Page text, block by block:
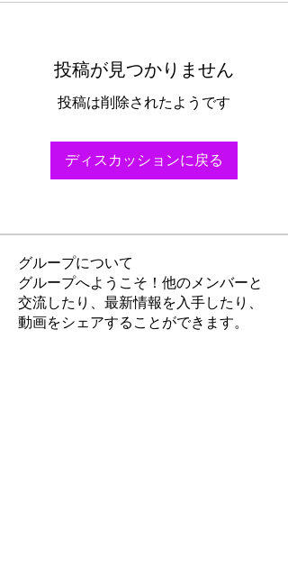
投稿が見つかりません
投稿は削除されたようです
ディスカッションに戻る
グループについて
グループへようこそ！他のメンバーと
交流したり、最新情報を入手したり、
動画をシェアすることができます。